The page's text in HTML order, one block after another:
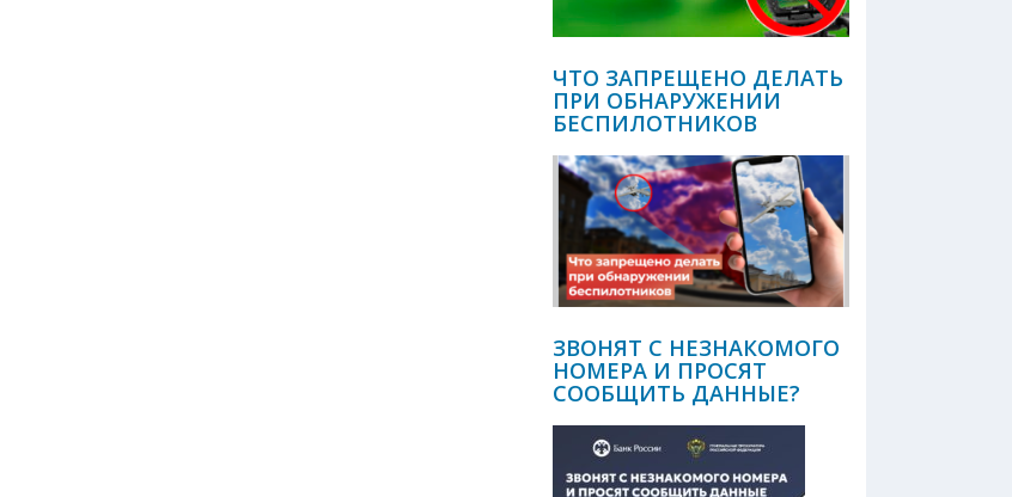
ЧТО ЗАПРЕЩЕНО ДЕЛАТЬ
ПРИ ОБНАРУЖЕНИИ
БЕСПИЛОТНИКОВ
ЗВОНЯТ С НЕЗНАКОМОГО
НОМЕРА И ПРОСЯТ
СООБЩИТЬ ДАННЫЕ?